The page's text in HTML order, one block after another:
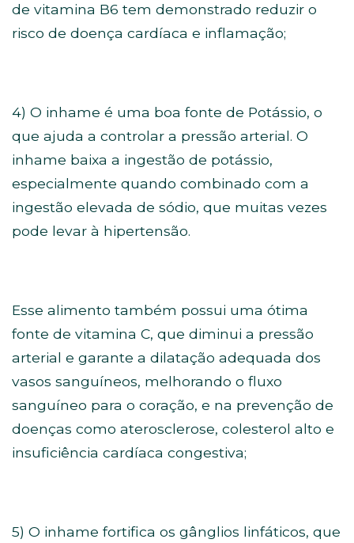
de vitamina B6 tem demonstrado reduzir o
risco de doença cardíaca e inflamação;
4) O inhame é uma boa fonte de Potássio, o
que ajuda a controlar a pressão arterial. O
inhame baixa a ingestão de potássio,
especialmente quando combinado com a
ingestão elevada de sódio, que muitas vezes
pode levar à hipertensão.
Esse alimento também possui uma ótima
fonte de vitamina C, que diminui a pressão
arterial e garante a dilatação adequada dos
vasos sanguíneos, melhorando o fluxo
sanguíneo para o coração, e na prevenção de
doenças como aterosclerose, colesterol alto e
insuficiência cardíaca congestiva;
5) O inhame fortifica os gânglios linfáticos, que